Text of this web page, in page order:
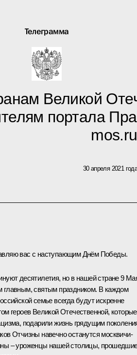
Телеграмма
Великой
портала
mos.ru
30 апреля 2021
вас с наступающим Днём Победы.
десятилетия, но в нашей стране 9
главным, святым праздником. В каждом
семье всегда будут искренне
героев Великой Отечественной, которые
подарили жизнь грядущим
Отчизны навечно останутся москвичи-
– уроженцы нашей столицы,